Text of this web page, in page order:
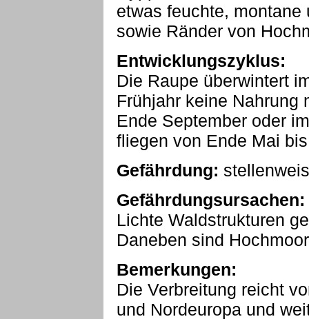
etwas feuchte,
sowie Ränder von
Entwicklungszyklus:
Die Raupe überwintert
Frühjahr keine Nahrung
Ende September oder
fliegen von Ende Mai
Gefährdung:
Gefährdungsursachen:
Lichte Waldstrukturen
Daneben sind
Bemerkungen:
Die Verbreitung reicht
und Nordeuropa und